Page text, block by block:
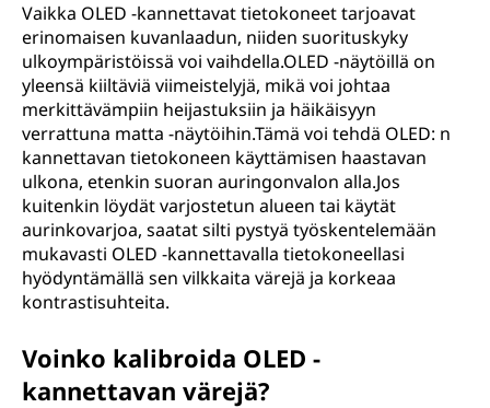
Vaikka OLED -kannettavat tietokoneet tarjoavat
erinomaisen kuvanlaadun, niiden suorituskyky
ulkoympäristöissä voi vaihdella.OLED -näytöillä on
yleensä kiiltäviä viimeistelyjä, mikä voi johtaa
merkittävämpiin heijastuksiin ja häikäisyyn
verrattuna matta -näytöihin.Tämä voi tehdä OLED: n
kannettavan tietokoneen käyttämisen haastavan
ulkona, etenkin suoran auringonvalon alla.Jos
kuitenkin löydät varjostetun alueen tai käytät
aurinkovarjoa, saatat silti pystyä työskentelemään
mukavasti OLED -kannettavalla tietokoneellasi
hyödyntämällä sen vilkkaita värejä ja korkeaa
kontrastisuhteita.
Voinko kalibroida OLED -
kannettavan värejä?